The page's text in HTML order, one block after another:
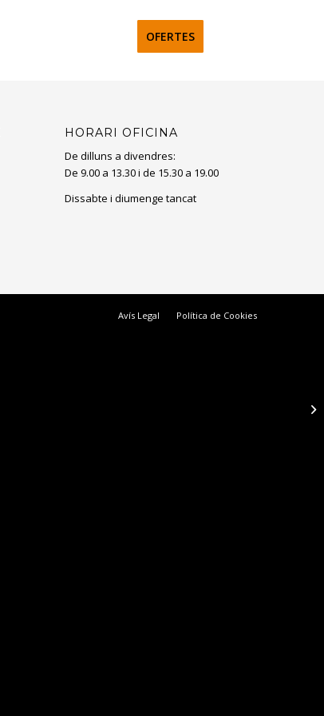
OFERTES
HORARI OFICINA
De dilluns a divendres:
De 9.00 a 13.30 i de 15.30 a 19.00
Dissabte i diumenge tancat
Avís Legal Política de Cookies